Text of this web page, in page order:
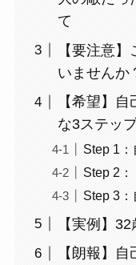
て
【要注意
いませんか
【希望】
な3ステッ
Step 1
Step 2
Step 3：
【実例】
【朗報】